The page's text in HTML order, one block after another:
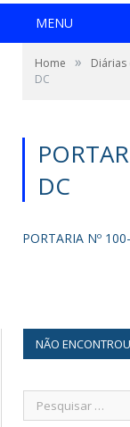
MENU
Home » Diárias
DC
DC
PORTARIA Nº
NÃO